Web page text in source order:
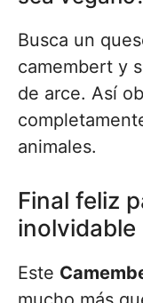
Busca un
camembert y
de arce. Así
animales.
Final feliz
inolvidable
Este